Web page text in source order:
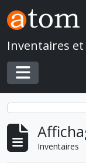
Skip to main content
Inventaires
Toggle
Inventaires